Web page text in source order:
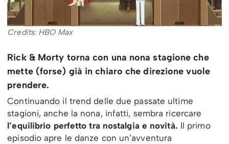
Credits: HBO Max
Rick & Morty torna con una nona stagione che
mette (forse) già in chiaro che direzione vuole
prendere.
Continuando il trend delle due passate ultime
stagioni, anche la nona, infatti, sembra ricercare
l’equilibrio perfetto tra nostalgia e novità. Il primo
episodio apre le danze con un’avventura